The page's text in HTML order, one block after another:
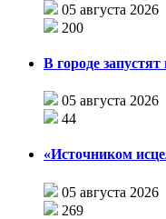
05 августа 2026
200
В городе
05 августа 2026
44
«Источником
05 августа 2026
269